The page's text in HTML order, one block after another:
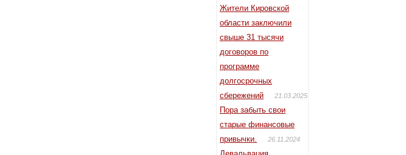
Жители Кировской
области заключили
свыше 31 тысячи
договоров по
программе
долгосрочных
сбережений
21.03.2025
Пора забыть свои
старые финансовые
привычки.
26.11.2024